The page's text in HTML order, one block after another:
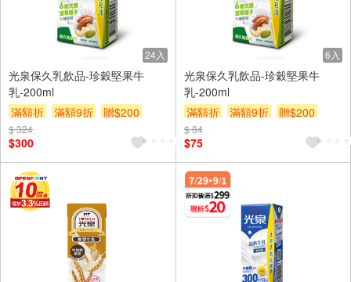
24入
光泉保久乳飲品-珍穀堅果牛
乳-200ml
滿額折
滿額9折 贈$200
$ 324
$300
6入
光泉保久乳飲品-珍穀堅果牛
乳-200ml
滿額折
滿額9折 贈$200
$ 84
$75